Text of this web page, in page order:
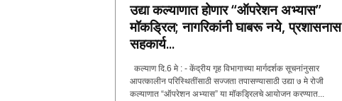
उद्या कल्याणात होणार “ऑपरेशन अभ्यास”
मॉकड्रिल; नागरिकांनी घाबरू नये, प्रशासनास
सहकार्य...
कल्याण दि.6 मे : - केंद्रीय गृह विभागाच्या मार्गदर्शक सूचनांनुसार
आपत्कालीन परिस्थितींसाठी सज्जता तपासण्यासाठी उद्या ७ मे रोजी
कल्याणात “ऑपरेशन अभ्यास” या मॉकड्रिलचे आयोजन करण्यात...